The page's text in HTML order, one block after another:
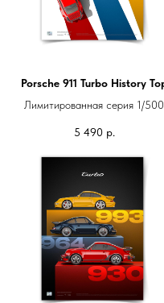
Porsche 911 Turbo History
Лимитированная серия 1/500
5 490 р.